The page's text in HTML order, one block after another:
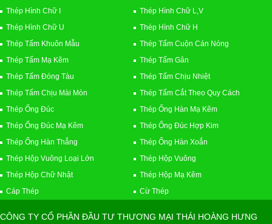
Thép Hình Chữ I
Thép Hình Chữ L,V
Thép Hình Chữ U
Thép Hình Chữ H
Thép Tấm Khuôn Mẫu
Thép Tấm Cuộn Cán Nóng
Thép Tấm Mạ Kẽm
Thép Tấm Gân
Thép Tấm Đóng Tàu
Thép Tấm Chịu Nhiệt
Thép Tấm Chịu Mài Mòn
Thép Tấm Cắt Theo Quy Cách
Thép Ống Đúc
Thép Ống Hàn Mạ Kẽm
Thép Ống Đúc Mạ Kẽm
Thép Ống Đúc Hợp Kim
Thép Ống Hàn Thẳng
Thép Ống Hàn Xoắn
Thép Hộp Vuông Loại Lớn
Thép Hộp Vuông
Thép Hộp Chữ Nhật
Thép Hộp Mạ Kẽm
Cáp Thép
Cừ Thép
CÔNG TY CỔ PHẦN ĐẦU TƯ THƯƠNG MẠI THÁI HOÀNG HƯNG